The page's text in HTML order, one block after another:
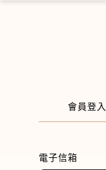
會員登入
電子信箱